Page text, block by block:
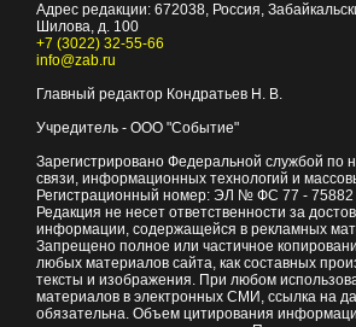
Адрес редакции: 672038, Россия,
Шилова, д. 100
+7 (3022) 32-55-66
info@zab.ru
Главный редактор Кондратьев Н. В.
Учредитель - ООО "Событие"
Зарегистрировано Федеральной службой по
связи, информационных технологий и
Регистрационный номер: ЭЛ № ФС 77 - 75882
Редакция не несет ответственности за
информации, содержащейся в рекламных
Запрещено полное или частичное
любых материалов сайта, как составных
тексты и изображения. При любом
материалов в электронных СМИ, ссылка на
обязательна. Объем цитирования